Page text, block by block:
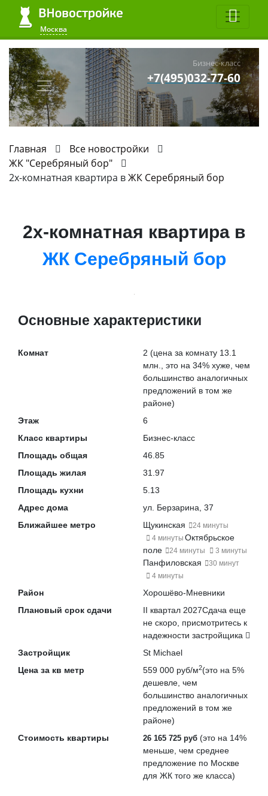
Москва
Бизнес-класс
+7(495)032-77-60
Главная
Все новостройки
ЖК "Серебряный бор"
2х-комнатная квартира вЖК Серебряный бор
2х-комнатная квартира в
ЖК Серебряный бор
Основные характеристики
Комнат 2 (цена за комнату 13.1
млн., это на 34% хуже , чем
большинство аналогичных
предложений в том же
районе)
Этаж
6
Класс квартиры
Бизнес-класс
Площадь общая
46.85
Площадь жилая
31.97
Площадь кухни
5.13
Адрес дома
ул. Берзарина, 37
Ближайшее метро
Щукинская
24 минуты
4 минуты Октябрьское
поле
24 минуты 3 минуты
Панфиловская
30 минут
4 минуты
Район
Хорошёво-Мневники
Плановый срок сдачи
II квартал 2027Сдача еще
не скоро, присмотритесь к
надежности застройщика
Застройщик
St Michael
Цена за кв метр
559 000 руб/м2(это на 5%
дешевле , чем
большинство аналогичных
предложений в том же
районе)
Стоимость квартиры
26 165 725 руб (это на 14%
меньше , чем среднее
предложение по Москве
для ЖК того же класса)